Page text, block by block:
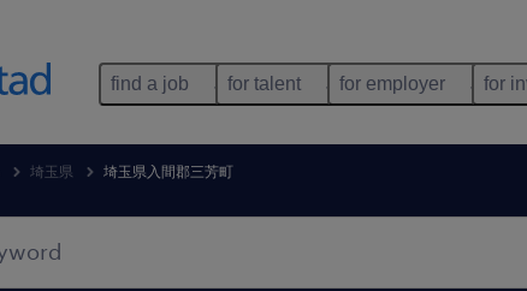
find a job for talent for employer for
埼玉県 埼玉県入間郡三芳町